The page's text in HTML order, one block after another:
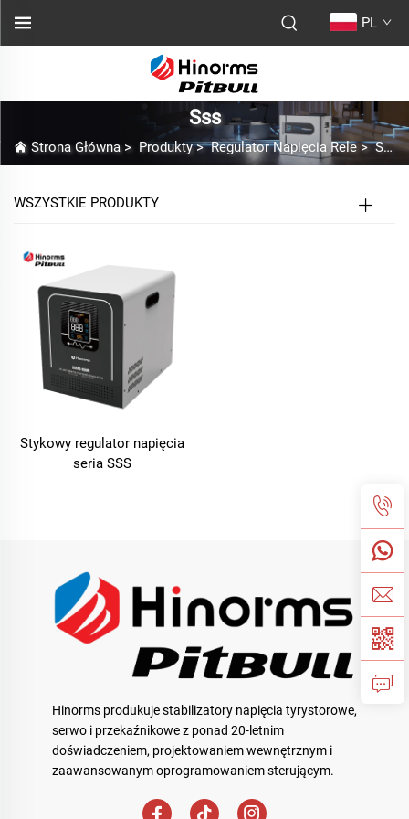
PL
Sss
Strona Główna> Produkty>Regulator Napięcia Rele>Seria podłogowa
WSZYSTKIE PRODUKTY
Stykowy regulator napięcia
seria SSS
Hinorms produkuje stabilizatory napięcia tyrystorowe,
serwo i przekaźnikowe z ponad 20-letnim
doświadczeniem, projektowaniem wewnętrznym i
zaawansowanym oprogramowaniem sterującym.